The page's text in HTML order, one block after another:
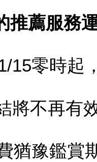
推薦服務
15零時起
將不再有
猶豫鑑賞